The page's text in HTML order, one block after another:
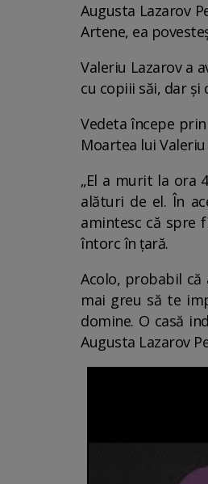
Augusta Lazarov
Artene, ea
Valeriu Lazarov a
cu copiii săi, dar
Vedeta începe
Moartea lui
„El a murit la ora
alături de el. În
amintesc că spre
întorc în țară.
Acolo, probabil
mai greu să te
domine. O casă
Augusta Lazarov